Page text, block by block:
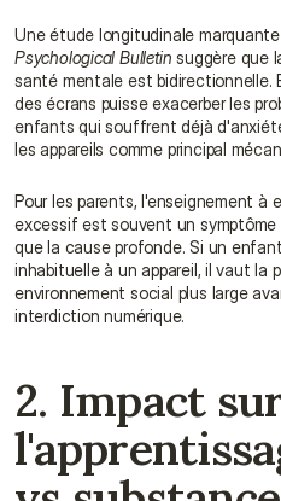
Psychological Bulletin suggère que
santé mentale est
des écrans puisse exacerber les
enfants qui souffrent déjà
les appareils comme principal
Pour les parents, l'enseignement à
excessif est souvent un
que la cause profonde. Si un
inhabituelle à un appareil, il vaut la
environnement social plus large
interdiction numérique.
2. Impact